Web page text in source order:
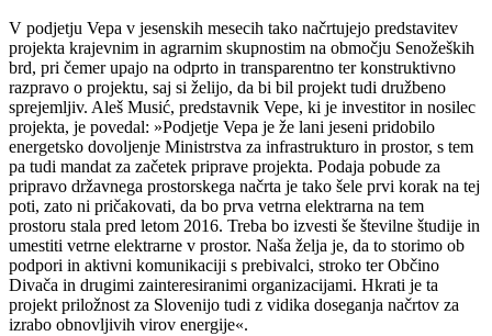
V podjetju Vepa v jesenskih mesecih tako načrtujejo predstavitev
projekta krajevnim in agrarnim skupnostim na območju Senožeških
brd, pri čemer upajo na odprto in transparentno ter konstruktivno
razpravo o projektu, saj si želijo, da bi bil projekt tudi družbeno
sprejemljiv. Aleš Musić, predstavnik Vepe, ki je investitor in nosilec
projekta, je povedal: »Podjetje Vepa je že lani jeseni pridobilo
energetsko dovoljenje Ministrstva za infrastrukturo in prostor, s tem
pa tudi mandat za začetek priprave projekta. Podaja pobude za
pripravo državnega prostorskega načrta je tako šele prvi korak na tej
poti, zato ni pričakovati, da bo prva vetrna elektrarna na tem
prostoru stala pred letom 2016. Treba bo izvesti še številne študije in
umestiti vetrne elektrarne v prostor. Naša želja je, da to storimo ob
podpori in aktivni komunikaciji s prebivalci, stroko ter Občino
Divača in drugimi zainteresiranimi organizacijami. Hkrati je ta
projekt priložnost za Slovenijo tudi z vidika doseganja načrtov za
izrabo obnovljivih virov energije«.